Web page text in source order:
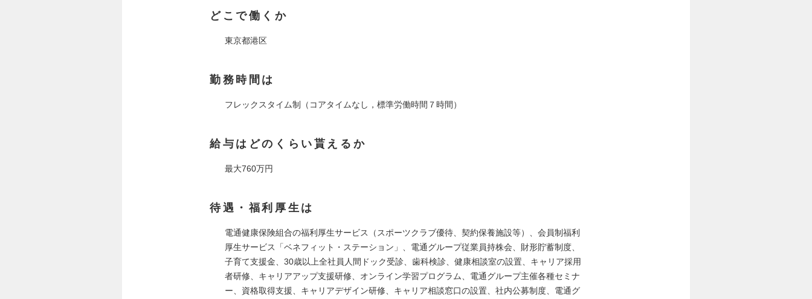
どこで働くか
東京都港区
勤務時間は
フレックスタイム制（コアタイムなし，標準労働時間７時間）
給与はどのくらい貰えるか
最大760万円
待遇・福利厚生は
電通健康保険組合の福利厚生サービス（スポーツクラブ優待、契約保養施設等）、会員制福利
厚生サービス「ベネフィット・ステーション」、電通グループ従業員持株会、財形貯蓄制度、
子育て支援金、30歳以上全社員人間ドック受診、歯科検診、健康相談室の設置、キャリア採用
者研修、キャリアアップ支援研修、オンライン学習プログラム、電通グループ主催各種セミナ
ー、資格取得支援、キャリアデザイン研修、キャリア相談窓口の設置、社内公募制度、電通グ